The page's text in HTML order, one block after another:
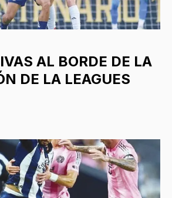
AL BORDE DE LA
DE LA LEAGUES